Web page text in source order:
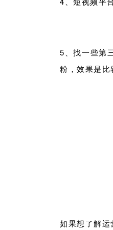
5、找一些第
粉，效果是比
如果想了解运